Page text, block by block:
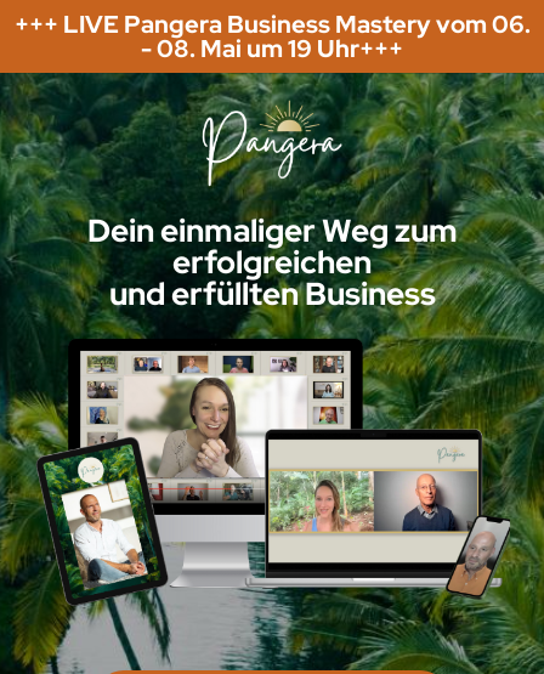
+++ LIVE Pangera Business Mastery vom 06.
- 08. Mai um 19 Uhr+++
Dein einmaliger Weg zum
erfolgreichen
und erfüllten Business